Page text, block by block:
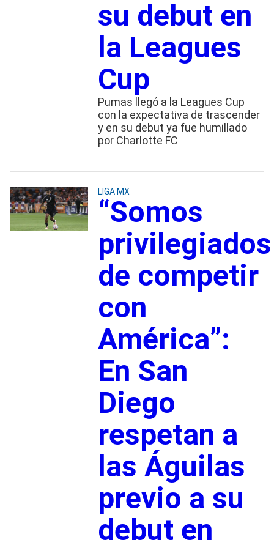
su debut en
la Leagues
Cup
Pumas llegó a la Leagues Cup
con la expectativa de trascender
y en su debut ya fue humillado
por Charlotte FC
LIGA MX
“Somos
privilegiados
de competir
con
América”:
En San
Diego
respetan a
las Águilas
previo a su
debut en